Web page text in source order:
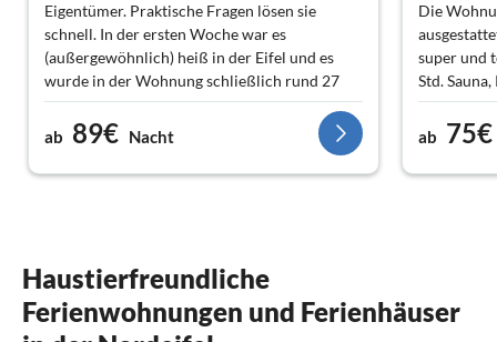
Eigentümer. Praktische Fragen lösen sie
schnell. In der ersten Woche war es
(außergewöhnlich) heiß in der Eifel und es
wurde in der Wohnung schließlich rund 27
Grad, trotz der tagsüber geschlossenen
Fensterläden, um die Hitze so gut wie möglich
Wohnung ist ausgezeichnet, nur die
der Hügel mit Wacholderbeeren und schönen
Ausblicken und in den grünen Tälern, darunter
das schöne Lampertsdal. Man kommt dort
vollkommen zur Ruhe.
ab 89€ Nacht
Die
super und
Std.
19 Euro
etwas
Wir haben
ab 75€
Haustierfreundliche
Ferienwohnungen und Ferienhäuser